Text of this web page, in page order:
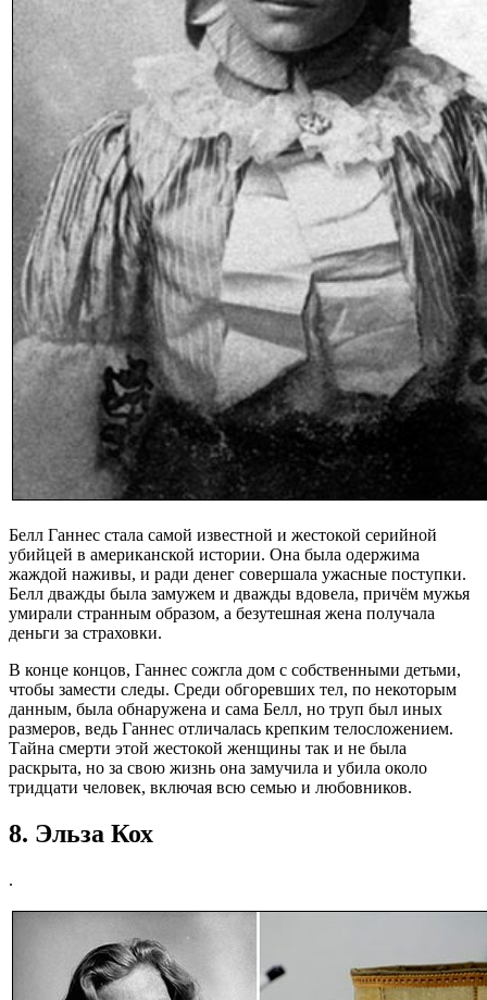
Белл Ганнес стала самой известной и жестокой серийной
убийцей в американской истории. Она была одержима
жаждой наживы, и ради денег совершала ужасные поступки.
Белл дважды была замужем и дважды вдовела, причём мужья
умирали странным образом, а безутешная жена получала
деньги за страховки.
В конце концов, Ганнес сожгла дом с собственными детьми,
чтобы замести следы. Среди обгоревших тел, по некоторым
данным, была обнаружена и сама Белл, но труп был иных
размеров, ведь Ганнес отличалась крепким телосложением.
Тайна смерти этой жестокой женщины так и не была
раскрыта, но за свою жизнь она замучила и убила около
тридцати человек, включая всю семью и любовников.
8. Эльза Кох
.